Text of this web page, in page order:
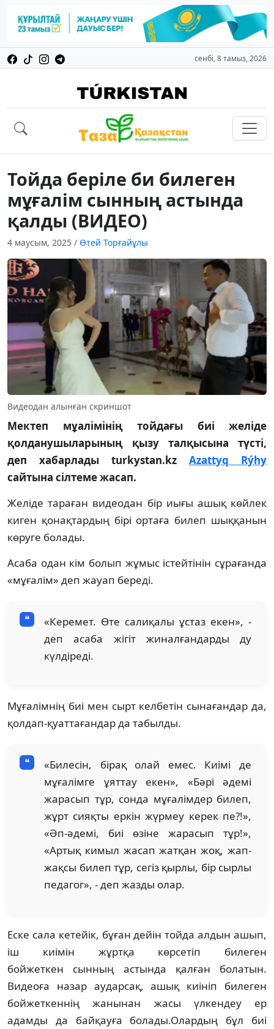
сенбі, 8 тамыз, 2026
Тойда беріле би билеген
мұғалім сынның астында
қалды (ВИДЕО)
4 маусым, 2025 / Өтей Торғайұлы
Видеодан алынған скриншот
Мектеп мұалімінің тойдағы биі желіде
қолданушыларының қызу талқысына түсті,
деп хабарлады turkystan.kz Azattyq Rýhy
сайтына сілтеме жасап.
Желіде тараған видеодан бір иығы ашық көйлек
киген қонақтардың бірі ортаға билеп шыққанын
көруге болады.
Асаба одан кім болып жұмыс істейтінін сұрағанда
«мұғалім» деп жауап береді.
«Керемет. Өте салиқалы ұстаз екен», -
деп асаба жігіт жиналғандарды ду
күлдіреді.
Мұғалімнің биі мен сырт келбетін сынағандар да,
қолдап-қуаттағандар да табылды.
«Билесін, бірақ олай емес. Киімі де
мұғалімге ұяттау екен», «Бәрі әдемі
жарасып тұр, сонда мұғалімдер билеп,
жұрт сияқты еркін жүрмеу керек пе?!»,
«Әп-әдемі, биі өзіне жарасып тұр!»,
«Артық кимыл жасап жатқан жоқ, жап-
жақсы билеп тұр, сегіз қырлы, бір сырлы
педагог», - деп жазды олар.
Еске сала кетейік, бұған дейін тойда алдын ашып,
іш киімін жұртқа көрсетіп билеген
бойжеткен сынның астында қалған болатын.
Видеоға назар аударсақ, ашық киініп билеген
бойжеткеннің жанынан жасы үлкендеу ер
адамды да байқауға болады.Олардың бұл биі